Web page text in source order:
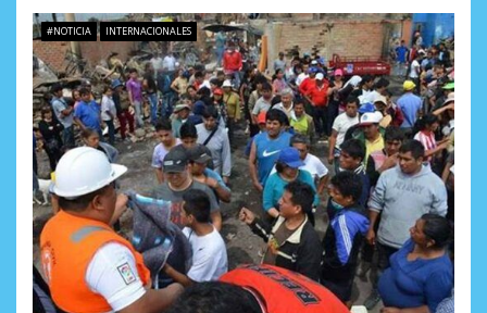
e
n
t
r
a
d
a
s
#NOTICIA INTERNACIONALES